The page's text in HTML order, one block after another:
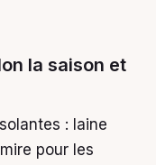
la saison et
: laine
pour les